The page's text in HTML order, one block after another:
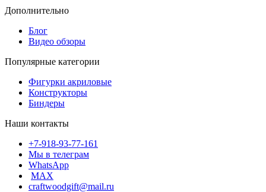
Дополнительно
Блог
Видео обзоры
Популярные категории
Фигурки акриловые
Конструкторы
Биндеры
Наши контакты
+7-918-93-77-161
Мы в телеграм
WhatsApp
MAX
craftwoodgift@mail.ru